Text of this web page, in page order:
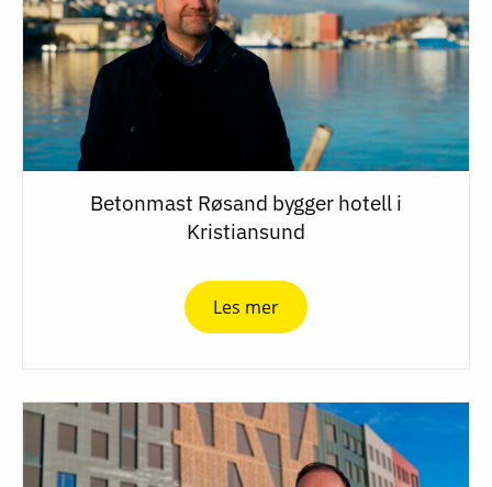
Betonmast Røsand bygger hotell i
Kristiansund
Les mer